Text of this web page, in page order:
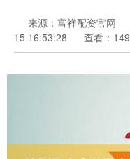
来源：富祥配资官网
15 16:53:28
查看：149